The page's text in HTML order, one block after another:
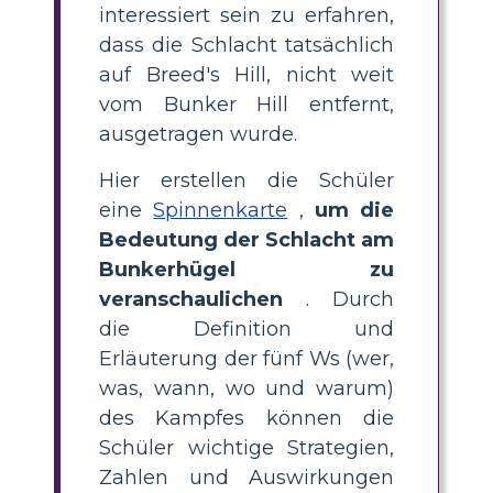
interessiert sein zu erfahren,
dass die Schlacht tatsächlich
auf Breed's Hill, nicht weit
vom Bunker Hill entfernt,
ausgetragen wurde.
Hier erstellen die Schüler
eineSpinnenkarte , um die
Bedeutung der Schlacht am
Bunkerhügel zu
veranschaulichen . Durch
die Definition und
Erläuterung der fünf Ws (wer,
was, wann, wo und warum)
des Kampfes können die
Schüler wichtige Strategien,
Zahlen und Auswirkungen